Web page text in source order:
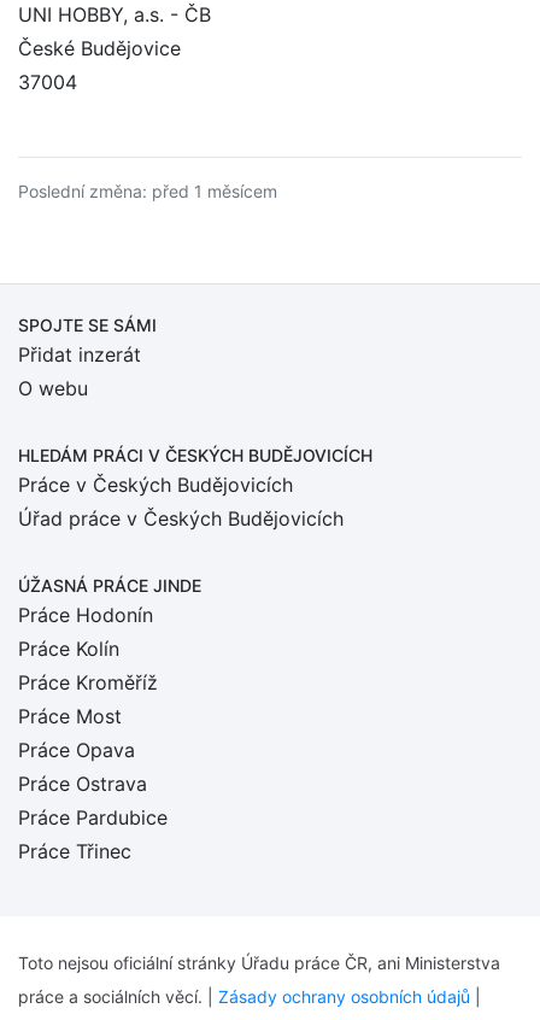
UNI HOBBY, a.s. - ČB
České Budějovice
37004
Poslední změna: před 1 měsícem
SPOJTE SE SÁMI
Přidat inzerát
O webu
HLEDÁM PRÁCI V ČESKÝCH BUDĚJOVICÍCH
Práce v Českých Budějovicích
Úřad práce v Českých Budějovicích
ÚŽASNÁ PRÁCE JINDE
Práce Hodonín
Práce Kolín
Práce Kroměříž
Práce Most
Práce Opava
Práce Ostrava
Práce Pardubice
Práce Třinec
Toto nejsou oficiální stránky Úřadu práce ČR, ani Ministerstva
práce a sociálních věcí. | Zásady ochrany osobních údajů